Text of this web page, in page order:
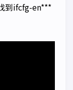
到ifcfg-en***